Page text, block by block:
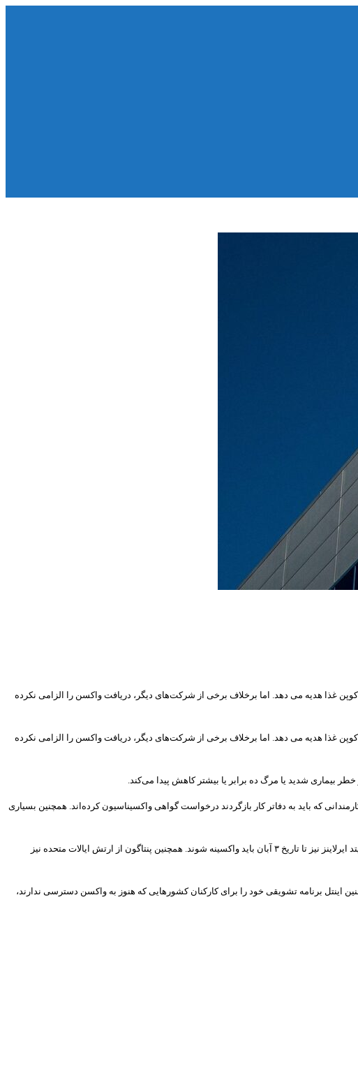
تشویق کارمندان به دریافت واکسن کرونا، به نیروهای واکسینه شده تمام وقت پاداش ۲۵۰ دلاری و به کارمندان با قرارداد ساعتی معادل ۱۰۰ دلار کوپن غذا هدیه می دهد. اما برخلاف برخی از شرکت‌های دیگر، دریافت واکسن را الزامی نکرده
تشویق کارمندان به دریافت واکسن کرونا، به نیروهای واکسینه شده تمام وقت پاداش ۲۵۰ دلاری و به کارمندان با قرارداد ساعتی معادل ۱۰۰ دلار کوپن غذا هدیه می دهد. اما برخلاف برخی از شرکت‌های دیگر، دریافت واکسن را الزامی نکرده
بیماری شدید یا مرگ ده برابر یا بیشتر کاهش پیدا می‌کند.
که باید به دفاتر کار بازگردند درخواست گواهی واکسیناسیون کرده‌اند. همچنین بسیاری
حتی اگر برخی از شرکت‌ها هنوز در مورد نیاز به اثبات واکسیناسیون کارمندان خود تصمیم نگرفته‌اند، مدیران AT&T تا ۱۹ مهر و کارکنان شرکت هواپیمایی یونایتد ایرلاینز نیز تا تاریخ ۳ آبان باید واکسینه شوند. همچنین پنتاگون از ارتش ایالات متحده نیز
اینتل برنامه تشویقی خود را برای کارکنان کشورهایی که هنوز به واکسن دسترسی ندارند،